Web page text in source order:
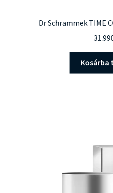
Dr Schrammek TIME
Kosárba